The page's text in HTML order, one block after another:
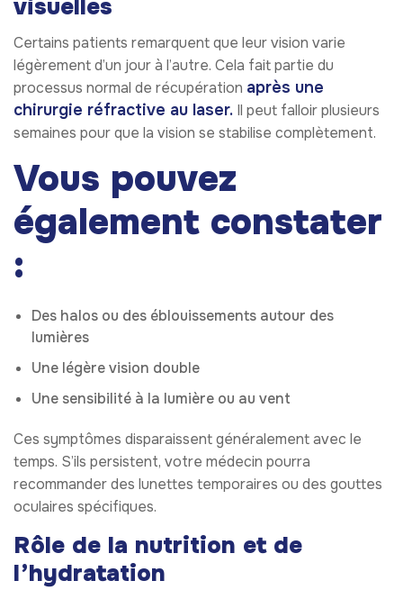
visuelles
Certains patients remarquent que leur vision varie
légèrement d’un jour à l’autre. Cela fait partie du
processus normal de récupération après une
chirurgie réfractive au laser. Il peut falloir plusieurs
semaines pour que la vision se stabilise complètement.
Vous pouvez
également constater
:
Des halos ou des éblouissements autour des
lumières
Une légère vision double
Une sensibilité à la lumière ou au vent
Ces symptômes disparaissent généralement avec le
temps. S’ils persistent, votre médecin pourra
recommander des lunettes temporaires ou des gouttes
oculaires spécifiques.
Rôle de la nutrition et de
l’hydratation